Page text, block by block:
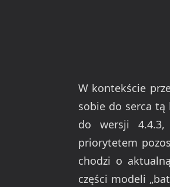
W kontekście
sobie do serca tą
do wersji 4.4.3,
priorytetem
chodzi o
części modeli